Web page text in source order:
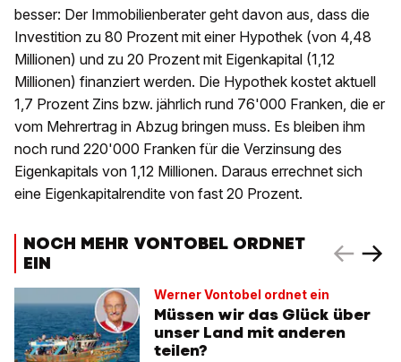
besser: Der Immobilienberater geht davon aus, dass die
Investition zu 80 Prozent mit einer Hypothek (von 4,48
Millionen) und zu 20 Prozent mit Eigenkapital (1,12
Millionen) finanziert werden. Die Hypothek kostet aktuell
1,7 Prozent Zins bzw. jährlich rund 76'000 Franken, die er
vom Mehrertrag in Abzug bringen muss. Es bleiben ihm
noch rund 220'000 Franken für die Verzinsung des
Eigenkapitals von 1,12 Millionen. Daraus errechnet sich
eine Eigenkapitalrendite von fast 20 Prozent.
NOCH MEHR VONTOBEL ORDNET
EIN
Werner Vontobel ordnet ein
Müssen wir das Glück über
unser Land mit anderen
teilen?